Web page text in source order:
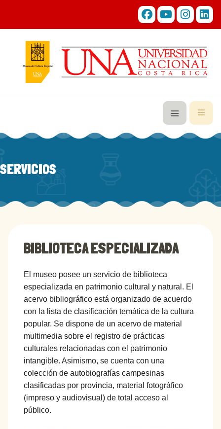
SERVICIOS
BIBLIOTECA ESPECIALIZADA
El museo posee un servicio de biblioteca
especializada en patrimonio cultural y natural. El
acervo bibliográfico está organizado de acuerdo
con la lista de clasificación temática de la cultura
popular. Se dispone de un acervo de material
multimedia sobre el registro de prácticas
culturales relacionadas con el patrimonio
intangible. Asimismo, se cuenta con una
colección de autobiografías campesinas
clasificadas por provincia, material fotográfico
(impreso y audiovisual) de total acceso al
público.